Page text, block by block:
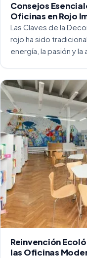
Consejos
Oficinas en Rojo
Las Claves de la
rojo ha sido
energía, la pasión y
Reinvención
las Oficinas